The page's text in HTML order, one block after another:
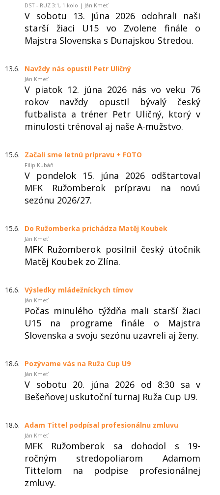
DST - RUZ 3:1, 1.kolo | Ján Kmeť
V sobotu 13. júna 2026 odohrali naši
starší žiaci U15 vo Zvolene finále o
Majstra Slovenska s Dunajskou Stredou.
13.6. Navždy nás opustil Petr Uličný
Ján Kmeť
V piatok 12. júna 2026 nás vo veku 76
rokov navždy opustil bývalý český
futbalista a tréner Petr Uličný, ktorý v
minulosti trénoval aj naše A-mužstvo.
15.6. Začali sme letnú prípravu + FOTO
Filip Kubáň
V pondelok 15. júna 2026 odštartoval
MFK Ružomberok prípravu na novú
sezónu 2026/27.
15.6. Do Ružomberka prichádza Matěj Koubek
Ján Kmeť
MFK Ružomberok posilnil český útočník
Matěj Koubek zo Zlína.
16.6. Výsledky mládežníckych tímov
Ján Kmeť
Počas minulého týždňa mali starší žiaci
U15 na programe finále o Majstra
Slovenska a svoju sezónu uzavreli aj ženy.
18.6. Pozývame vás na Ruža Cup U9
Ján Kmeť
V sobotu 20. júna 2026 od 8:30 sa v
Bešeňovej uskutoční turnaj Ruža Cup U9.
18.6. Adam Tittel podpísal profesionálnu zmluvu
Ján Kmeť
MFK Ružomberok sa dohodol s 19-
ročným stredopoliarom Adamom
Tittelom na podpise profesionálnej
zmluvy.